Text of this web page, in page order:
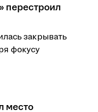
перестроил
закрывать
фокусу
место